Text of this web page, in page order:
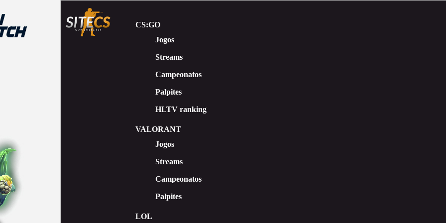
CS:GO
Jogos
Streams
Сampeonatos
Palpites
HLTV ranking
VALORANT
Jogos
Streams
Campeonatos
Palpites
LOL